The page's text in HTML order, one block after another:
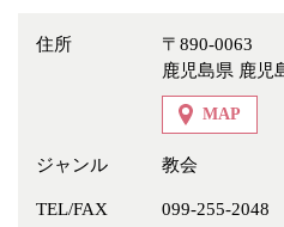
住所
〒890-0063
鹿児島県 鹿児
MAP
ジャンル 教会
TEL/FAX 099-255-2048